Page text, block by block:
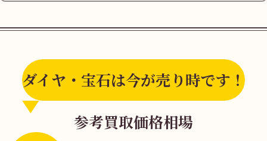
東急電鉄 自由が丘駅 南改札から出場してく
ださい。
ダイヤ・宝石は今が売り時です！
参考買取価格相場